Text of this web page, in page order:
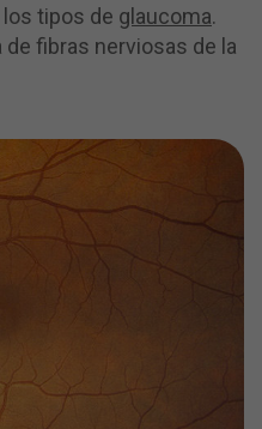
tipos de glaucoma.
fibras nerviosas de la